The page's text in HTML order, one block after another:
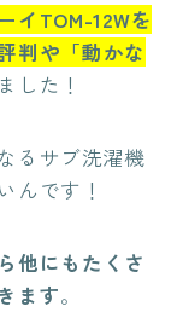
イTOM-12Wを
判や「動かな
した！
るサブ洗濯機
んです！
他にもたくさ
ます。